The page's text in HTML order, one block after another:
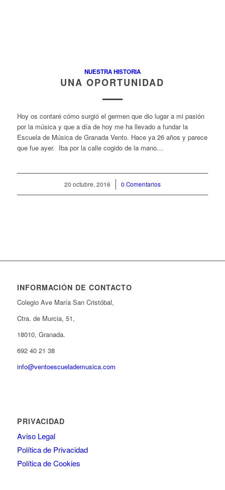
NUESTRA HISTORIA
UNA OPORTUNIDAD
Hoy os contaré cómo surgió el germen que dio lugar a mi pasión
por la música y que a día de hoy me ha llevado a fundar la
Escuela de Música de Granada Vento. Hace ya 26 años y parece
que fue ayer. Iba por la calle cogido de la mano…
20 octubre, 2016
/ 0 Comentarios
INFORMACIÓN DE CONTACTO
Colegio Ave María San Cristóbal,
Ctra. de Murcia, 51,
18010, Granada.
692 40 21 38
info@ventoescuelademusica.com
PRIVACIDAD
Aviso Legal
Política de Privacidad
Política de Cookies